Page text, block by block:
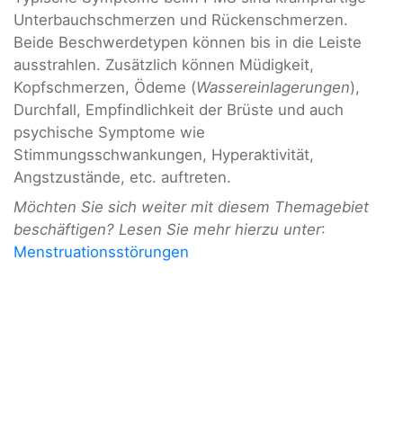
Unterbauchschmerzen und Rückenschmerzen.
Beide Beschwerdetypen können bis in die Leiste
ausstrahlen. Zusätzlich können Müdigkeit,
Kopfschmerzen, Ödeme (Wassereinlagerungen),
Durchfall, Empfindlichkeit der Brüste und auch
psychische Symptome wie
Stimmungsschwankungen, Hyperaktivität,
Angstzustände, etc. auftreten.
Möchten Sie sich weiter mit diesem Themagebiet
beschäftigen? Lesen Sie mehr hierzu unter:
Menstruationsstörungen